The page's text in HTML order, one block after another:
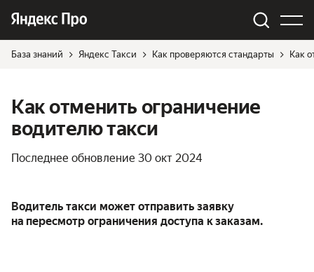
База знаний Яндекс Такси Как проверяются стандарты Как
Как отменить ограничение
водителю такси
Последнее обновление 30 окт 2024
Водитель такси может отправить заявку
на пересмотр ограничения доступа к заказам.